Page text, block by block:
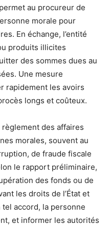
au procureur de
morale pour
En échange, l’entité
produits illicites
des sommes dues au
Une mesure
rapidement les avoirs
longs et coûteux.
règlement des affaires
morales, souvent au
de fraude fiscale
le rapport préliminaire,
des fonds ou de
les droits de l’État et
accord, la personne
et informer les autorités